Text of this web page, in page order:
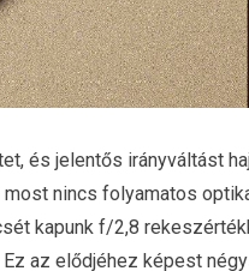
és jelentős irányváltást
nincs folyamatos
kapunk f/2,8
az elődjéhez képest